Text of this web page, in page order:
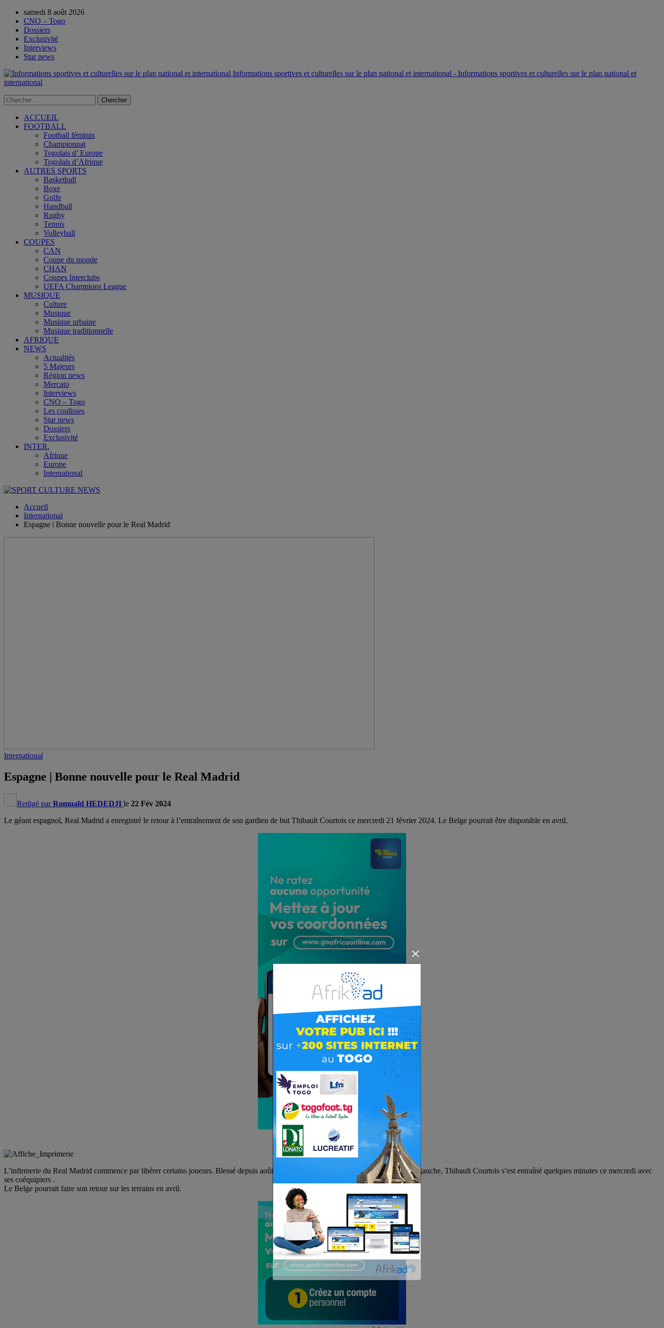
samedi 8 août 2026
CNO – Togo
Dossiers
Exclusivité
Interviews
Star news
Informations sportives et culturelles sur le plan national et international - Informations sportives et culturelles sur le plan national et
international
ACCUEIL
FOOTBALL
Football féminin
Championnat
Togolais d’ Europe
Togolais d’Afrique
AUTRES SPORTS
Basketball
Boxe
Golfe
Handball
Rugby
Tennis
Volleyball
COUPES
CAN
Coupe du monde
CHAN
Coupes Interclubs
UEFA Champions League
MUSIQUE
Culture
Musique
Musique urbaine
Musique traditionnelle
AFRIQUE
NEWS
Actualités
5 Majeurs
Région news
Mercato
Interviews
CNO – Togo
Les coulisses
Star news
Dossiers
Exclusivité
INTER.
Afrique
Europe
International
Accueil
International
Espagne | Bonne nouvelle pour le Real Madrid
International
Espagne | Bonne nouvelle pour le Real Madrid
Redigé par Romuald HEDEDJI le 22 Fév 2024
Le géant espagnol, Real Madrid a enregistré le retour à l’entraînement de son gardien de but Thibault Courtois ce mercredi 21 février 2024. Le Belge pourrait être disponible en avril.
L’infirmerie du Real Madrid commence par libérer certains joueurs. Blessé depuis août suite à la rupture du ligament croisé du genou gauche, Thibault Courtois s’est entraîné quelques minutes ce mercredi avec
ses coéquipiers .
Le Belge pourrait faire son retour sur les terrains en avril.